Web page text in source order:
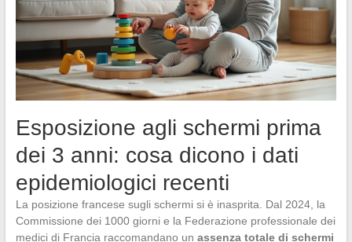
Esposizione agli schermi prima
dei 3 anni: cosa dicono i dati
epidemiologici recenti
La posizione francese sugli schermi si è inasprita. Dal 2024, la
Commissione dei 1000 giorni e la Federazione professionale dei
medici di Francia raccomandano un assenza totale di schermi